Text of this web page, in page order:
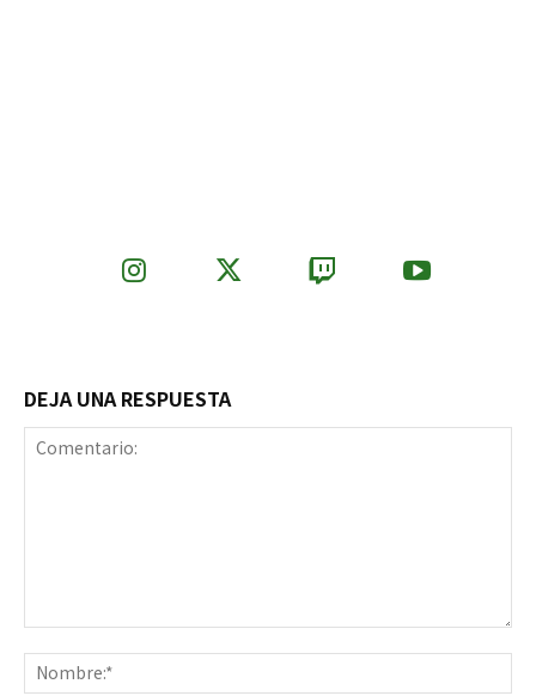
DEJA UNA RESPUESTA